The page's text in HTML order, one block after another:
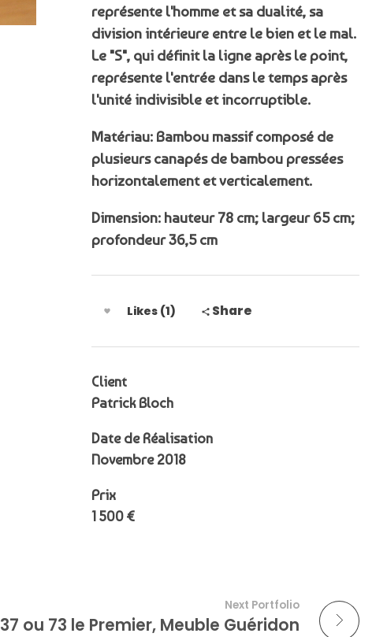
représente l'homme et sa dualité, sa
division intérieure entre le bien et le mal.
Le "S", qui définit la ligne après le point,
représente l'entrée dans le temps après
l'unité indivisible et incorruptible.
Matériau: Bambou massif composé de
plusieurs canapés de bambou pressées
horizontalement et verticalement.
Dimension: hauteur 78 cm; largeur 65 cm;
profondeur 36,5 cm
Likes (1) Share
Client
Patrick Bloch
Date de Réalisation
Novembre 2018
Prix
1 500 €
Next Portfolio
37 ou 73 le Premier, Meuble Guéridon